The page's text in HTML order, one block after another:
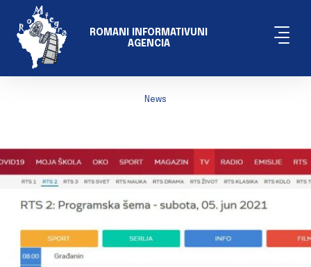
ROMANI INFORMATIVUNI
AGENCIA
News